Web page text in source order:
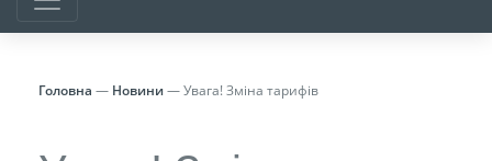
Головна — Новини—Увага! Зміна тарифів